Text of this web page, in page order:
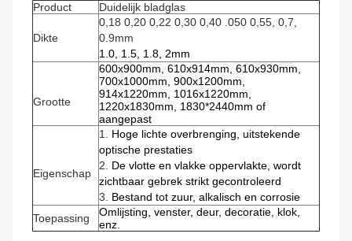
Product Duidelijk bladglas
Dikte
0,18 0,20 0,22 0,30 0,40 .050 0,55, 0,7,
0.9mm
1.0, 1.5, 1.8, 2mm
Grootte
600x900mm, 610x914mm, 610x930mm,
700x1000mm, 900x1200mm,
914x1220mm, 1016x1220mm,
1220x1830mm, 1830*2440mm of
aangepast
Eigenschap
1. Hoge lichte overbrenging, uitstekende
optische prestaties
2. De vlotte en vlakke oppervlakte, wordt
zichtbaar gebrek strikt gecontroleerd
3. Bestand tot zuur, alkalisch en corrosie
Toepassing
Omlijsting, venster, deur, decoratie, klok,
enz.